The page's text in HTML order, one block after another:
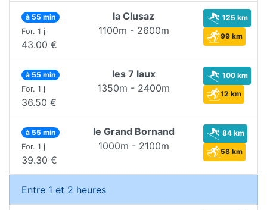
à 55 min
For. 1 j
43.00 €
la Clusaz
1100m - 2600m
125 km
99 km
à 55 min
For. 1 j
36.50 €
les 7 laux
1350m - 2400m
100 km
12 km
à 55 min
For. 1 j
39.30 €
le Grand Bornand
1000m - 2100m
84 km
58 km
Entre 1 et 2 heures